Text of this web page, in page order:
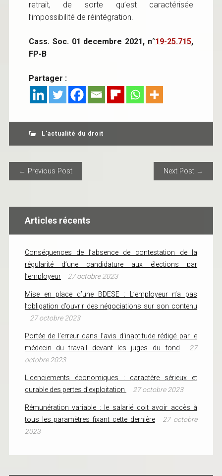
retrait, de sorte qu’est caractérisée
l’impossibilité de réintégration.
Cass. Soc. 01 decembre 2021, n°19-25.715,
FP-B
Partager :
L'actualité du droit
POST NAVIGATION
← Previous Post Next Post →
Articles récents
Conséquences de l’absence de contestation de la
régularité d’une candidature aux élections par
l’employeur
27 octobre 2023
Mise en place d’une BDESE : L’employeur n’a pas
l’obligation d’ouvrir des négociations sur son contenu
27 octobre 2023
Portée de l’erreur dans l’avis d’inaptitude rédigé par le
médecin du travail devant les juges du fond
27
octobre 2023
Licenciements économiques : caractère sérieux et
durable des pertes d’exploitation
27 octobre 2023
Rémunération variable : le salarié doit avoir accès à
tous les paramètres fixant cette dernière
27 octobre
2023